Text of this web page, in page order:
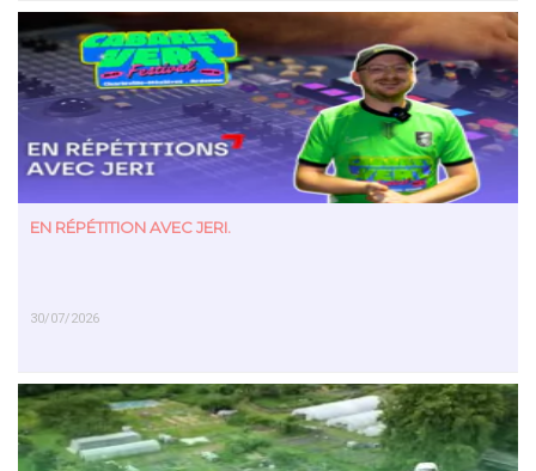
EN SAVOIR PLUS
EN RÉPÉTITION AVEC JERI.
30/07/2026
EN SAVOIR PLUS